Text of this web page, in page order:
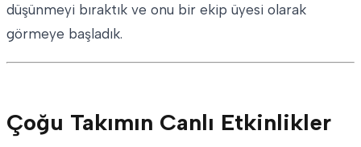
düşünmeyi bıraktık ve onu bir ekip üyesi olarak
görmeye başladık.
Çoğu Takımın Canlı Etkinlikler